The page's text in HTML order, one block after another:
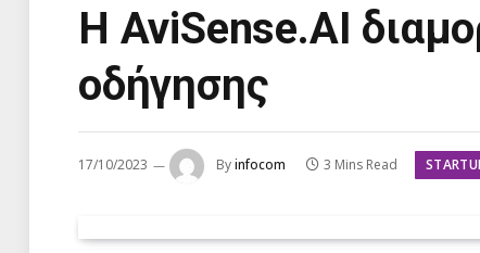
Η AviSense.AI
οδήγησης
17/10/2023 Byinfocom 3 Mins Read